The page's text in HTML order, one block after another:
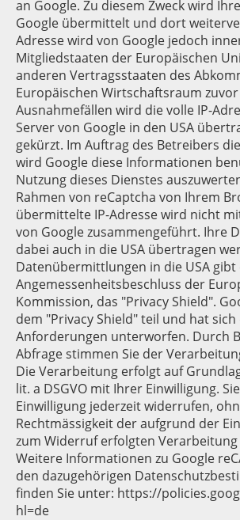
an Google. Zu diesem Zweck wird
Google übermittelt und dort
Adresse wird von Google jedoch
Mitgliedstaaten der Europäischen
anderen Vertragsstaaten des
Europäischen Wirtschaftsraum
Ausnahmefällen wird die volle IP-
Server von Google in den USA
gekürzt. Im Auftrag des Betreibers
wird Google diese Informationen
Nutzung dieses Dienstes
Rahmen von reCaptcha von Ihrem
übermittelte IP-Adresse wird nicht
von Google zusammengeführt. Ihre
dabei auch in die USA übertragen
Datenübermittlungen in die USA gibt
Angemessenheitsbeschluss der
Kommission, das "Privacy Shield".
dem "Privacy Shield" teil und hat sich
Anforderungen unterworfen. Durch
Abfrage stimmen Sie der
Die Verarbeitung erfolgt auf
lit. a DSGVO mit Ihrer Einwilligung.
Einwilligung jederzeit widerrufen,
Rechtmässigkeit der aufgrund der
zum Widerruf erfolgten
Weitere Informationen zu Google
den dazugehörigen
finden Sie unter: https://
hl=de